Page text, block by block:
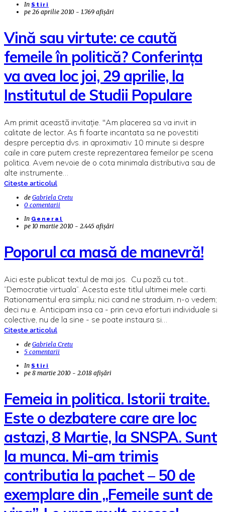
In Stiri
pe 26 aprilie 2010 - 1.769 afișări
Vină sau virtute: ce caută
femeile în politică? Conferinţa
va avea loc joi, 29 aprilie, la
Institutul de Studii Populare
Am primit această invitaţie. "Am placerea sa va invit in
calitate de lector. As fi foarte incantata sa ne povestiti
despre perceptia dvs. in aproximativ 10 minute si despre
caile in care putem creste reprezentarea femeilor pe scena
politica. Avem nevoie de o cota minimala distributiva sau de
alte instrumente…
Citește articolul
de Gabriela Cretu
0 comentarii
In General
pe 10 martie 2010 - 2.445 afișări
Poporul ca masă de manevră!
Aici este publicat textul de mai jos. Cu poză cu tot...
“Democratie virtuala”. Acesta este titlul ultimei mele carti.
Rationamentul era simplu; nici cand ne straduim, n-o vedem;
deci nu e. Anticipam insa ca - prin ceva eforturi individuale si
colective, nu de la sine - se poate instaura si…
Citește articolul
de Gabriela Cretu
5 comentarii
In Stiri
pe 8 martie 2010 - 2.018 afișări
Femeia in politica. Istorii traite.
Este o dezbatere care are loc
astazi, 8 Martie, la SNSPA. Sunt
la munca. Mi-am trimis
contributia la pachet – 50 de
exemplare din „Femeile sunt de